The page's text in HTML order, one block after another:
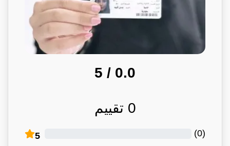
0.0
/ 5
0 تقييم
5 (
0
)